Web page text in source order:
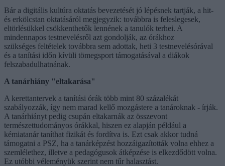
Bár a digitális kultúra oktatás bevezetését jó lépésnek tartják, a hit-
és erkölcstan oktatásáról megjegyzik: továbbra is feleslegesek,
eltörlésükkel csökkenthetők lennének a tanulók terhei. A
mindennapos testnevelésről azt gondolják, az órákhoz
szükséges feltételek továbbra sem adottak, heti 3 testnevelésórával
és a tanítási időn kívüli tömegsport támogatásával a diákok
felszabadulhatnának.
A tanárhiány "eltakarása"
A kerettantervek a tanítási órák több mint 80 százalékát
szabályozzák, így nem marad kellő mozgástere a tanároknak - írják.
A tanárhiányt pedig csupán eltakarnák az összevont
természettudományos órákkal, hiszen ez alapján például a
kémiatanár taníthat fizikát és fordítva is. Ezt csak akkor tudná
támogatni a PSZ, ha a tanárképzést hozzáigazították volna ehhez a
szemlélethez, illetve a pedagógusok átképzése is elkezdődött volna.
Ez utóbbi véleményük szerint nem tűr halasztást.